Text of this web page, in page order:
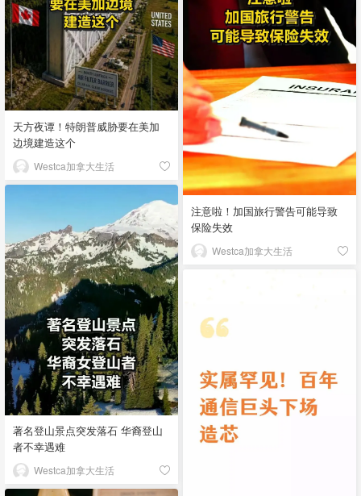
天方夜谭！特朗普威胁要在美加
边境建造这个
Westca加拿大生活
注意啦！加国旅行警告可能导致
保险失效
Westca加拿大生活
著名登山景点突发落石 华裔登山
者不幸遇难
Westca加拿大生活